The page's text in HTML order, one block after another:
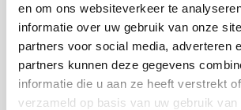
en om ons websiteverkeer te
informatie over uw gebruik van onze
partners voor social media, adverteren
partners kunnen deze gegevens
informatie die u aan ze heeft verstrekt
verzameld op basis van uw gebruik
+31 23 205 2006
info@bruut.nl
Contact Formulier
Open 11:00 - 21:00
OPENINGSTIJDEN